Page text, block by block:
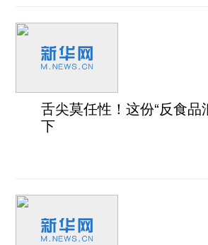
舌尖莫任性！这份“反食品
下